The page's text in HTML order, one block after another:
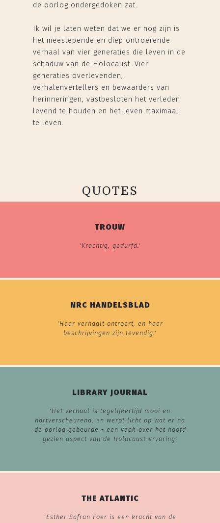
de oorlog ondergedoken zat.
Ik wil je laten weten dat we er nog zijn is
het meeslepende en diep ontroerende
verhaal van vier generaties die leven in de
schaduw van de Holocaust. Vier
generaties overlevenden,
verhalenvertellers en bewaarders van
herinneringen, vastbesloten het verleden
levend te houden en het leven maximaal
te leven.
QUOTES
TROUW
'Krachtig, gedurfd.'
NRC HANDELSBLAD
'Haar verhaalt ontroert, en haar
beschrijvingen zijn levendig.'
LIBRARY JOURNAL
'Het verhaal is tegelijkertijd mooi en
hartverscheurend, en werpt licht op wat er na
de oorlog gebeurde - een vaak over het hoofd
gezien aspect van de Holocaust-ervaring'
THE ATLANTIC
'Esther Safran Foer is een kracht van de